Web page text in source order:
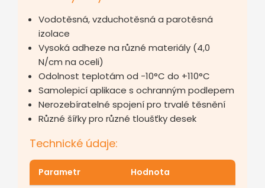
Vodotěsná, vzduchotěsná a parotěsná
izolace
Vysoká adheze na různé materiály (4,0
N/cm na oceli)
Odolnost teplotám od -10°C do +110°C
Samolepicí aplikace s ochranným podlepem
Nerozebíratelné spojení pro trvalé těsnění
Různé šířky pro různé tloušťky desek
Technické údaje:
Parametr Hodnota